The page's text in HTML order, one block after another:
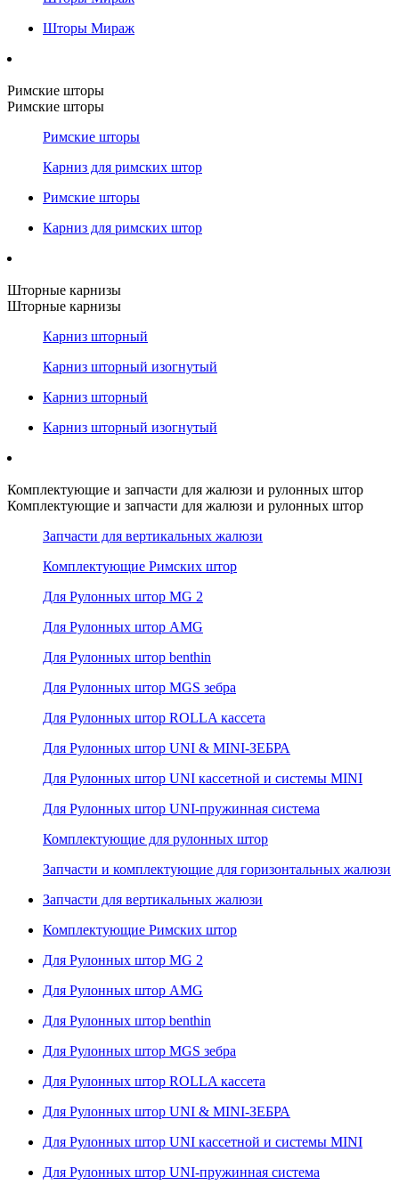
Шторы Мираж
Римские шторы
Римские шторы
Римские шторы
Карниз для римских штор
Римские шторы
Карниз для римских штор
Шторные карнизы
Шторные карнизы
Карниз шторный
Карниз шторный изогнутый
Карниз шторный
Карниз шторный изогнутый
Комплектующие и запчасти для жалюзи и рулонных штор
Комплектующие и запчасти для жалюзи и рулонных штор
Запчасти для вертикальных жалюзи
Комплектующие Римских штор
Для Рулонных штор MG 2
Для Рулонных штор AMG
Для Рулонных штор benthin
Для Рулонных штор MGS зебра
Для Рулонных штор ROLLA кассета
Для Рулонных штор UNI & MINI-ЗЕБРА
Для Рулонных штор UNI кассетной и системы MINI
Для Рулонных штор UNI-пружинная система
Комплектующие для рулонных штор
Запчасти и комплектующие для горизонтальных жалюзи
Запчасти для вертикальных жалюзи
Комплектующие Римских штор
Для Рулонных штор MG 2
Для Рулонных штор AMG
Для Рулонных штор benthin
Для Рулонных штор MGS зебра
Для Рулонных штор ROLLA кассета
Для Рулонных штор UNI & MINI-ЗЕБРА
Для Рулонных штор UNI кассетной и системы MINI
Для Рулонных штор UNI-пружинная система